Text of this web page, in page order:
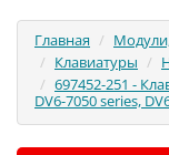
Главная
Клавиатуры
697452-251 -
DV6-7050 series,